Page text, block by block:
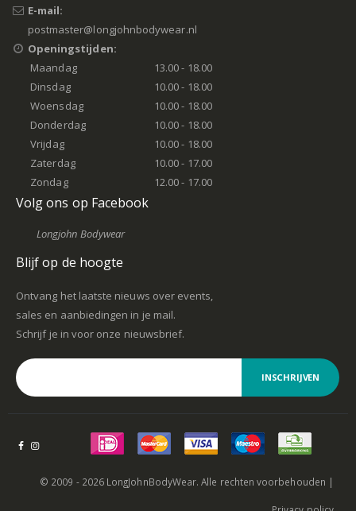
E-mail:
postmaster@longjohnbodywear.nl
Openingstijden:
Maandag
13.00 - 18.00
Dinsdag
10.00 - 18.00
Woensdag
10.00 - 18.00
Donderdag
10.00 - 18.00
Vrijdag
10.00 - 18.00
Zaterdag
10.00 - 17.00
Zondag
12.00 - 17.00
Volg ons op Facebook
Longjohn Bodywear
Blijf op de hoogte
Ontvang het laatste nieuws over events,
sales en aanbiedingen in je mail.
Schrijf je in voor onze nieuwsbrief.
INSCHRIJVEN
© 2009 - 2026 LongJohnBodyWear. Alle rechten voorbehouden |